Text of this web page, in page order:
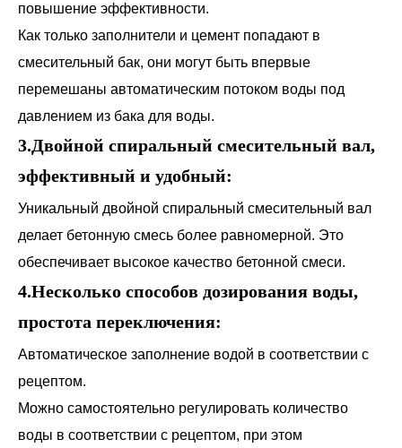
повышение эффективности.
Как только заполнители и цемент попадают в
смесительный бак, они могут быть впервые
перемешаны автоматическим потоком воды под
давлением из бака для воды.
3.Двойной спиральный смесительный вал,
эффективный и удобный:
Уникальный двойной спиральный смесительный вал
делает бетонную смесь более равномерной. Это
обеспечивает высокое качество бетонной смеси.
4.Несколько способов дозирования воды,
простота переключения:
Автоматическое заполнение водой в соответствии с
рецептом.
Можно самостоятельно регулировать количество
воды в соответствии с рецептом, при этом